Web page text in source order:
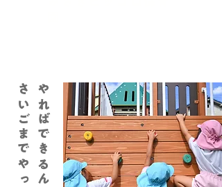
やればできるんだ、